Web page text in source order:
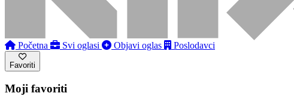
Početna Svi oglasi Objavi oglas Poslodavci
Favoriti
Moji favoriti